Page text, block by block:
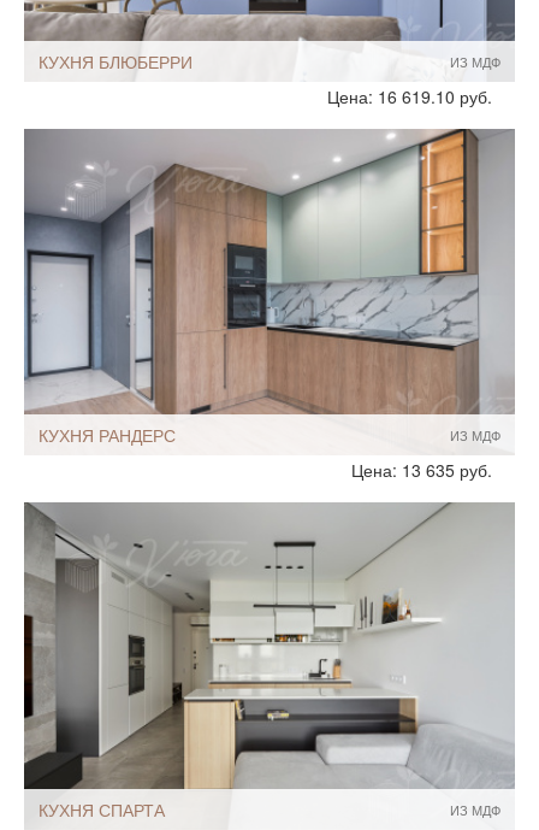
ИЗ МДФ
КУХНЯ БЛЮБЕРРИ
Встроенные
Цена: 16 619.10 руб.
ИЗ МДФ
КУХНЯ РАНДЕРС
Без ручек
С подсветкой
Размеры, ширина:10-12 кв.м
Мебель - тип:Угловая
Шкафы до потолка
Цена: 13 635 руб.
ИЗ МДФ
КУХНЯ СПАРТА